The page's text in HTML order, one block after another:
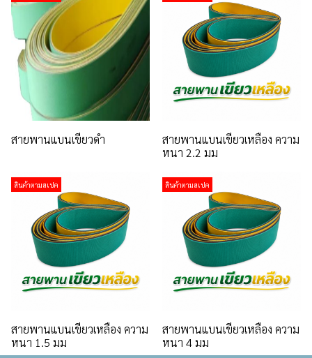
สายพานแบนเขียวดำ
สายพานแบนเขียวเหลือง ความ
หนา 2.2 มม
สินค้าตามสเปค
สายพานแบนเขียวเหลือง ความ
หนา 1.5 มม
สินค้าตามสเปค
สายพานแบนเขียวเหลือง ความ
หนา 4 มม